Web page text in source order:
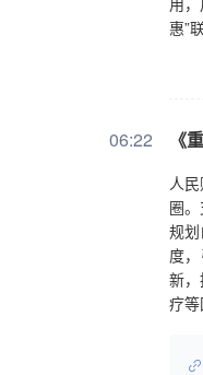
惠”
06:22 《
人
圈
规
度
新
疗